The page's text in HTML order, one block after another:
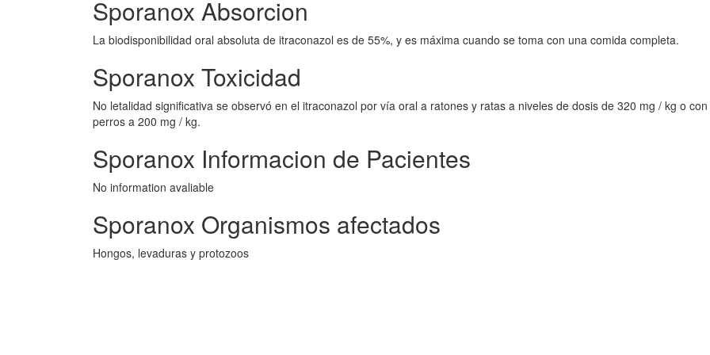
Sporanox Absorcion
La biodisponibilidad oral absoluta de itraconazol es de 55%, y es máxima cuando se toma con una comida completa.
Sporanox Toxicidad
No letalidad significativa se observó en el itraconazol por vía oral a ratones y ratas a niveles de dosis de 320 mg / kg o
perros a 200 mg / kg.
Sporanox Informacion de Pacientes
No information avaliable
Sporanox Organismos afectados
Hongos, levaduras y protozoos